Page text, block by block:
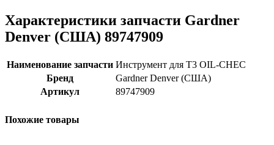
Характеристики запчасти Gardner
Denver (США) 89747909
Наименование запчасти Инструмент для T3 OIL-CHEC
Бренд
Gardner Denver (США)
Артикул
89747909
Похожие товары